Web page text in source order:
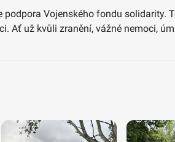
podpora Vojenského fondu solidarity.
Ať už kvůli zranění, vážné nemoci,